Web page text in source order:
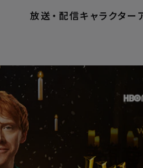
放送 ・ 配信キャラクター
ホーム ホームエンターテイメ